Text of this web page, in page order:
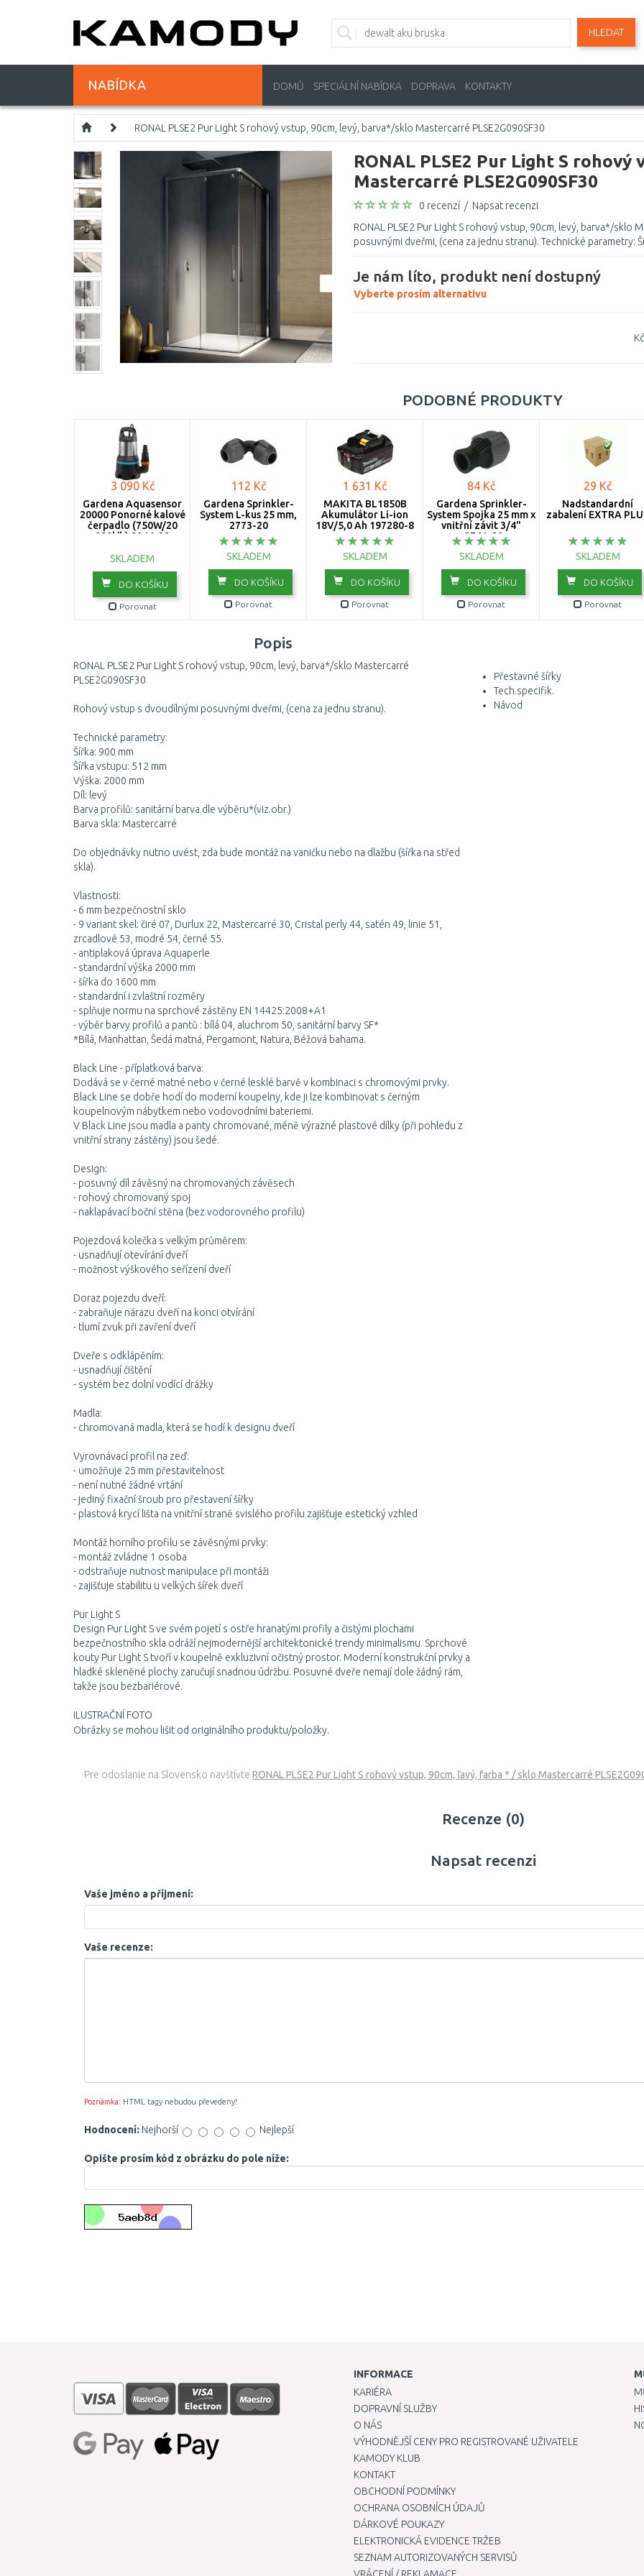
HLEDAT
NABÍDKA DOMŮ SPECIÁLNÍ NABÍDKA DOPRAVA KONTAKTY
RONAL PLSE2 Pur Light S rohový vstup, 90cm, levý, barva*/sklo Mastercarré PLSE2G090SF30
RONAL PLSE2 Pur Light S
Mastercarré PLSE2G090SF30
0 recenzí / Napsat recenzi
RONAL PLSE2 Pur Light S rohový vstup, 90cm, levý, barva*/sklo
posuvnými dveřmi, (cena za jednu stranu). Technické parametry:
Je nám líto, produkt není dostupný
Vyberte prosím alternativu
PODOBNÉ PRODUKTY
3 090 Kč
Gardena Aquasensor
20000 Ponorné kalové
čerpadlo (750W/20
000l/h) 9044-20
SKLADEM
DO KOŠÍKU
Porovnat
112 Kč
Gardena Sprinkler-
System L-kus 25 mm,
2773-20
SKLADEM
DO KOŠÍKU
Porovnat
1 631 Kč
MAKITA BL1850B
Akumulátor Li-ion
18V/5,0 Ah 197280-8
SKLADEM
DO KOŠÍKU
Porovnat
84 Kč
Gardena Sprinkler-
System Spojka 25 mm x
vnitřní závit 3/4"
-2761-20
SKLADEM
DO KOŠÍKU
Porovnat
29 Kč
Nadstandardní
zabalení EXTRA
SKLADEM
DO KOŠÍKU
Porovnat
Popis
RONAL PLSE2 Pur Light S rohový vstup, 90cm, levý, barva*/sklo Mastercarré
PLSE2G090SF30
Rohový vstup s dvoudílnými posuvnými dveřmi, (cena za jednu stranu).
Technické parametry:
Šířka: 900 mm
Šířka vstupu: 512 mm
Výška: 2000 mm
Díl: levý
Barva profilů: sanitární barva dle výběru*(viz.obr.)
Barva skla: Mastercarré
Do objednávky nutno uvést, zda bude montáž na vaničku nebo na dlažbu (šířka na střed
skla).
Vlastnosti:
- 6 mm bezpečnostní sklo
- 9 variant skel: čiré 07, Durlux 22, Mastercarré 30, Cristal perly 44, satén 49, linie 51,
zrcadlové 53, modré 54, černé 55.
- antiplaková úprava Aquaperle
- standardní výška 2000 mm
- šířka do 1600 mm
- standardní i zvlaštní rozměry
- splňuje normu na sprchové zástěny EN 14425:2008+A1
- výběr barvy profilů a pantů : bílá 04, aluchrom 50, sanitární barvy SF*
*Bílá, Manhattan, Šedá matná, Pergamont, Natura, Béžová bahama.
Black Line - příplatková barva:
Dodává se v černé matné nebo v černé lesklé barvě v kombinaci s chromovými prvky.
Black Line se dobře hodí do moderní koupelny, kde ji lze kombinovat s černým
koupelnovým nábytkem nebo vodovodními bateriemi.
V Black Line jsou madla a panty chromované, méně výrazné plastové dílky (při pohledu z
vnitřní strany zástěny) jsou šedé.
Design:
- posuvný díl závěsný na chromovaných závěsech
- rohový chromovaný spoj
- naklapávací boční stěna (bez vodorovného profilu)
Pojezdová kolečka s velkým průměrem:
- usnadňují otevírání dveří
- možnost výškového seřízení dveří
Doraz pojezdu dveří:
- zabraňuje nárazu dveří na konci otvírání
- tlumí zvuk při zavření dveří
Dveře s odklápěním:
- usnadňují čištění
- systém bez dolní vodící drážky
Madla:
- chromovaná madla, která se hodí k designu dveří
Vyrovnávací profil na zeď:
- umožňuje 25 mm přestavitelnost
- není nutné žádné vrtání
- jediný fixační šroub pro přestavení šířky
- plastová krycí lišta na vnitřní straně svislého profilu zajišťuje estetický vzhled
Montáž horního profilu se závěsnými prvky:
- montáž zvládne 1 osoba
- odstraňuje nutnost manipulace při montáži
- zajišťuje stabilitu u velkých šířek dveří
Pur Light S
Design Pur Light S ve svém pojetí s ostře hranatými profily a čistými plochami
bezpečnostního skla odráží nejmodernější architektonické trendy minimalismu. Sprchové
kouty Pur Light S tvoří v koupelně exkluzivní očistný prostor. Moderní konstrukční prvky a
hladké skleněné plochy zaručují snadnou údržbu. Posuvné dveře nemají dole žádný rám,
takže jsou bezbariérové.
ILUSTRAČNÍ FOTO
Obrázky se mohou lišit od originálního produktu/položky.
Přestavné šířky
Tech.specifik.
Návod
Pre odoslanie na Slovensko navštívte RONAL PLSE2 Pur Light S rohový vstup, 90cm, ľavý, farba * / sklo Mastercarré
Recenze (0)
Napsat recenzi
Vaše jméno a příjmení:
Vaše recenze:
Poznámka: HTML tagy nebudou převedeny!
Hodnocení: Nejhorší Nejlepší
Opište prosím kód z obrázku do pole níže:
INFORMACE
KARIÉRA
DOPRAVNÍ SLUŽBY
O NÁS
VÝHODNĚJŠÍ CENY PRO REGISTROVANÉ UŽIVATELE
KAMODY KLUB
KONTAKT
OBCHODNÍ PODMÍNKY
OCHRANA OSOBNÍCH ÚDAJŮ
DÁRKOVÉ POUKAZY
ELEKTRONICKÁ EVIDENCE TRŽEB
SEZNAM AUTORIZOVANÝCH SERVISŮ